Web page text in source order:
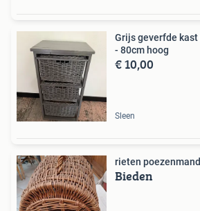
Grijs geverfde kast met 3 rieten manden
- 80cm hoog
€ 10,00
Sleen
rieten poezenmand
Bieden